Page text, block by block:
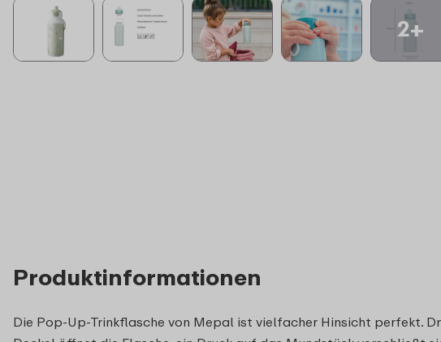
2+
Produktinformationen
Die Pop-Up-Trinkflasche von Mepal ist vielfacher Hinsicht perfekt.